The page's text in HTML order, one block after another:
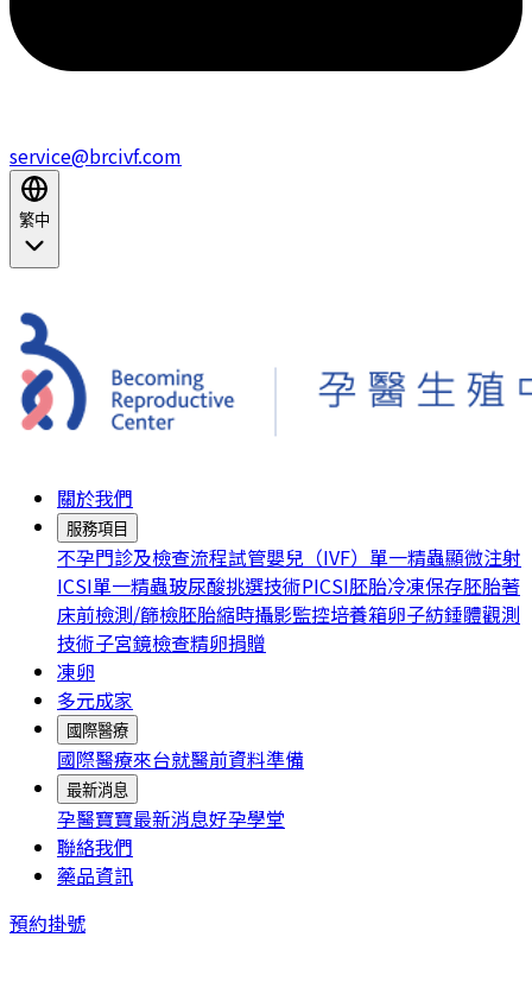
service@brcivf.com
繁中
關於我們
服務項目
不孕門診及檢查流程試管嬰兒（IVF） 單一精蟲顯微注射
ICSI單一精蟲玻尿酸挑選技術PICSI胚胎冷凍保存胚胎著
床前檢測/篩檢胚胎縮時攝影監控培養箱卵子紡錘體觀測
技術子宮鏡檢查精卵捐贈
凍卵
多元成家
國際醫療
國際醫療來台就醫前資料準備
最新消息
孕醫寶寶最新消息好孕學堂
聯絡我們
藥品資訊
預約掛號